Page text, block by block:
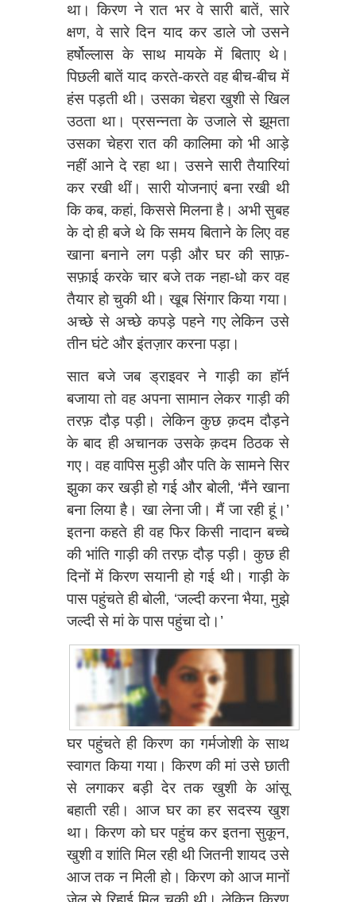
था। किरण ने रात भर वे सारी बातें, सारे
क्षण, वे सारे दिन याद कर डाले जो उसने
हर्षोल्लास के साथ मायके में बिताए थे।
पिछली बातें याद करते-करते वह बीच-बीच में
हंस पड़ती थी। उसका चेहरा खुशी से खिल
उठता था। प्रसन्नता के उजाले से झूमता
उसका चेहरा रात की कालिमा को भी आड़े
नहीं आने दे रहा था। उसने सारी तैयारियां
कर रखी थीं। सारी योजनाएं बना रखी थी
कि कब, कहां, किससे मिलना है। अभी सुबह
के दो ही बजे थे कि समय बिताने के लिए वह
खाना बनाने लग पड़ी और घर की साफ़-
सफ़ाई करके चार बजे तक नहा-धो कर वह
तैयार हो चुकी थी। खूब सिंगार किया गया।
अच्छे से अच्छे कपड़े पहने गए लेकिन उसे
तीन घंटे और इंतज़ार करना पड़ा।
सात बजे जब ड्राइवर ने गाड़ी का हाॅर्न
बजाया तो वह अपना सामान लेकर गाड़ी की
तरफ़ दौड़ पड़ी। लेकिन कुछ क़दम दौड़ने
के बाद ही अचानक उसके क़दम ठिठक से
गए। वह वापिस मुड़ी और पति के सामने सिर
झुका कर खड़ी हो गई और बोली, ‘मैंने खाना
बना लिया है। खा लेना जी। मैं जा रही हूं।’
इतना कहते ही वह फिर किसी नादान बच्चे
की भांति गाड़ी की तरफ़ दौड़ पड़ी। कुछ ही
दिनों में किरण सयानी हो गई थी। गाड़ी के
पास पहुंचते ही बोली, ‘जल्दी करना भैया, मुझे
जल्दी से मां के पास पहुंचा दो।’
घर पहुंचते ही किरण का गर्मजोशी के साथ
स्वागत किया गया। किरण की मां उसे छाती
से लगाकर बड़ी देर तक खुशी के आंसू
बहाती रही। आज घर का हर सदस्य खुश
था। किरण को घर पहुंच कर इतना सुकून,
खुशी व शांति मिल रही थी जितनी शायद उसे
आज तक न मिली हो। किरण को आज मानों